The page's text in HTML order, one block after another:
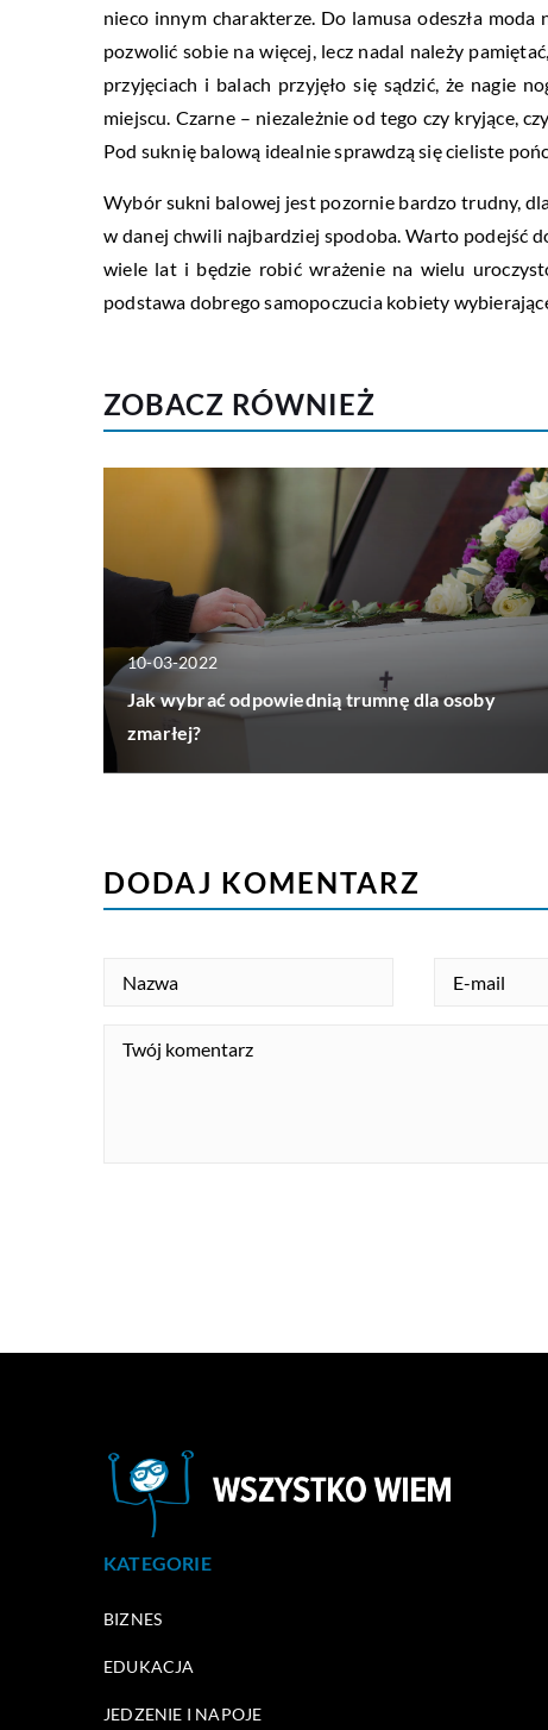
nieco innym charakterze. Do lamusa odeszła
pozwolić sobie na więcej, lecz nadal należy
przyjęciach i balach przyjęło się sądzić, że nagie
miejscu. Czarne – niezależnie od tego czy kryjące,
Pod suknię balową idealnie sprawdzą się cieliste
Wybór sukni balowej jest pozornie bardzo trudny,
w danej chwili najbardziej spodoba. Warto podejść
wiele lat i będzie robić wrażenie na wielu
podstawa dobrego samopoczucia kobiety
ZOBACZ RÓWNIEŻ
10-03-2022
Jak wybrać odpowiednią trumnę dla osoby
zmarłej?
DODAJ KOMENTARZ
KATEGORIE
BIZNES
EDUKACJA
JEDZENIE I NAPOJE